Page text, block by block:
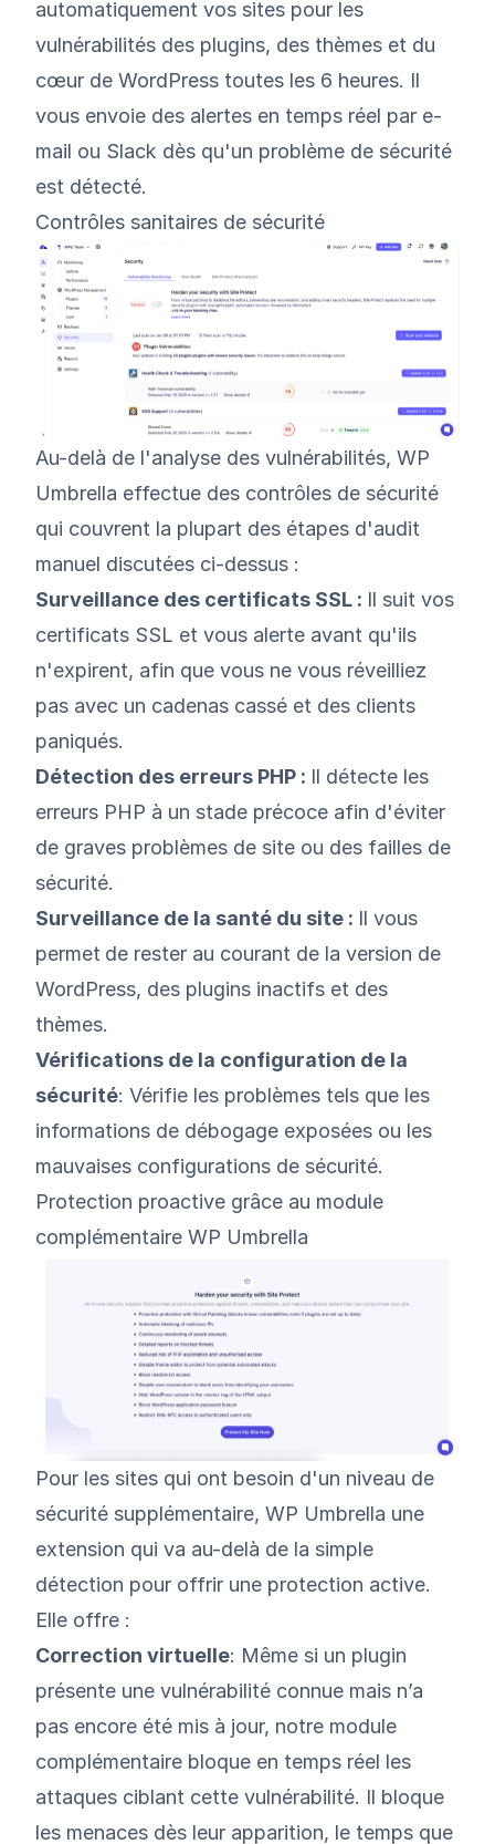
automatiquement vos sites pour les
vulnérabilités des plugins, des thèmes et du
cœur de WordPress toutes les 6 heures. Il
vous envoie des alertes en temps réel par e-
mail ou Slack dès qu'un problème de sécurité
est détecté.
Contrôles sanitaires de sécurité
Au-delà de l'analyse des vulnérabilités, WP
Umbrella effectue des contrôles de sécurité
qui couvrent la plupart des étapes d'audit
manuel discutées ci-dessus :
Surveillance des certificats SSL : Il suit vos
certificats SSL et vous alerte avant qu'ils
n'expirent, afin que vous ne vous réveilliez
pas avec un cadenas cassé et des clients
paniqués.
Détection des erreurs PHP : Il détecte les
erreurs PHP à un stade précoce afin d'éviter
de graves problèmes de site ou des failles de
sécurité.
Surveillance de la santé du site : Il vous
permet de rester au courant de la version de
WordPress, des plugins inactifs et des
thèmes.
Vérifications de la configuration de la
sécurité: Vérifie les problèmes tels que les
informations de débogage exposées ou les
mauvaises configurations de sécurité.
Protection proactive grâce au module
complémentaire WP Umbrella
Pour les sites qui ont besoin d'un niveau de
sécurité supplémentaire, WP Umbrella une
extension qui va au-delà de la simple
détection pour offrir une protection active.
Elle offre :
Correction virtuelle: Même si un plugin
présente une vulnérabilité connue mais n’a
pas encore été mis à jour, notre module
complémentaire bloque en temps réel les
attaques ciblant cette vulnérabilité. Il bloque
les menaces dès leur apparition, le temps que